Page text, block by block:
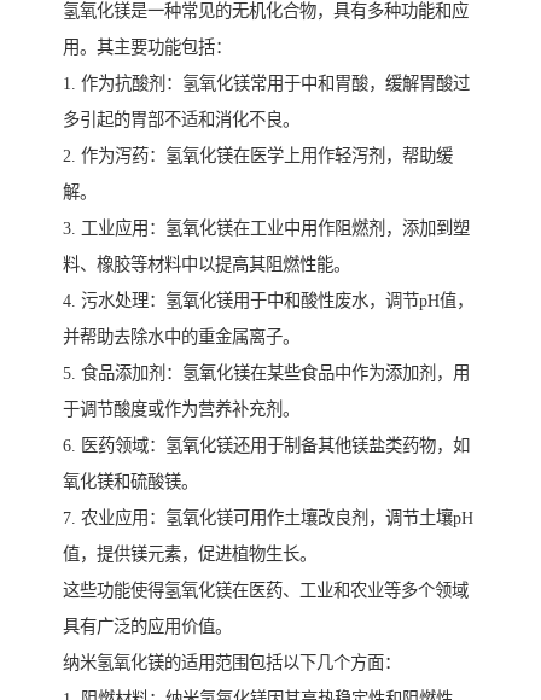
氢氧化镁是一种常见的无机化合物，具有多种功能和应
用。其主要功能包括：
1. 作为抗酸剂：氢氧化镁常用于中和胃酸，缓解胃酸过
多引起的胃部不适和消化不良。
2. 作为泻药：氢氧化镁在医学上用作轻泻剂，帮助缓
解。
3. 工业应用：氢氧化镁在工业中用作阻燃剂，添加到塑
料、橡胶等材料中以提高其阻燃性能。
4. 污水处理：氢氧化镁用于中和酸性废水，调节pH值，
并帮助去除水中的重金属离子。
5. 食品添加剂：氢氧化镁在某些食品中作为添加剂，用
于调节酸度或作为营养补充剂。
6. 医药领域：氢氧化镁还用于制备其他镁盐类药物，如
氧化镁和硫酸镁。
7. 农业应用：氢氧化镁可用作土壤改良剂，调节土壤pH
值，提供镁元素，促进植物生长。
这些功能使得氢氧化镁在医药、工业和农业等多个领域
具有广泛的应用价值。
纳米氢氧化镁的适用范围包括以下几个方面：